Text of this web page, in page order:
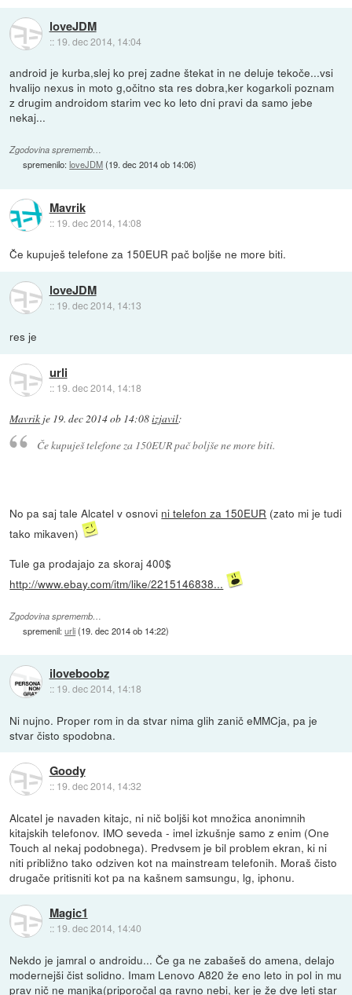
loveJDM
:: 19. dec 2014, 14:04
android je kurba,slej ko prej zadne štekat in ne deluje tekoče...vsi
hvalijo nexus in moto g,očitno sta res dobra,ker kogarkoli poznam
z drugim androidom starim vec ko leto dni pravi da samo jebe
nekaj...
Zgodovina sprememb…
spremenilo:loveJDM(19. dec 2014 ob 14:06)
Mavrik
:: 19. dec 2014, 14:08
Če kupuješ telefone za 150EUR pač boljše ne more biti.
loveJDM
:: 19. dec 2014, 14:13
res je
urli
:: 19. dec 2014, 14:18
Mavrik je 19. dec 2014 ob 14:08izjavil:
Če kupuješ telefone za 150EUR pač boljše ne more biti.
No pa saj tale Alcatel v osnovi ni telefon za 150EUR (zato mi je tudi
tako mikaven)
Tule ga prodajajo za skoraj 400$
http://www.ebay.com/itm/like/2215146838...
Zgodovina sprememb…
spremenil:urli(19. dec 2014 ob 14:22)
iloveboobz
:: 19. dec 2014, 14:18
Ni nujno. Proper rom in da stvar nima glih zanič eMMCja, pa je
stvar čisto spodobna.
Goody
:: 19. dec 2014, 14:32
Alcatel je navaden kitajc, ni nič boljši kot množica anonimnih
kitajskih telefonov. IMO seveda - imel izkušnje samo z enim (One
Touch al nekaj podobnega). Predvsem je bil problem ekran, ki ni
niti približno tako odziven kot na mainstream telefonih. Moraš čisto
drugače pritisniti kot pa na kašnem samsungu, lg, iphonu.
Magic1
:: 19. dec 2014, 14:40
Nekdo je jamral o androidu... Če ga ne zabašeš do amena, delajo
modernejši čist solidno. Imam Lenovo A820 že eno leto in pol in mu
prav nič ne manjka(priporočal ga ravno nebi, ker je že dve leti star